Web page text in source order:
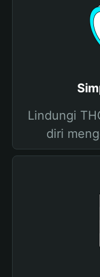
Lindungi
diri